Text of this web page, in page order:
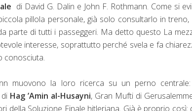
di David G. Dalin e John F. Rothmann. Come si
pillola personale, già solo consultarlo in
parte di tutti i passeggeri. Ma detto questo La
interesse, soprattutto perché svela e fa
conosciuta.
muovono la loro ricerca su un perno
Hag ’Amin al-Husayni, Gran Mufti di
della Soluzione Finale hitleriana. Già è proprio